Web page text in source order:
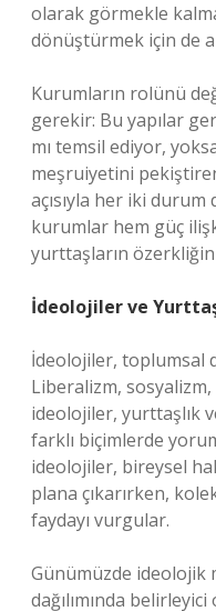
olarak görmekle
dönüştürmek için de
Kurumların rolünü
gerekir: Bu yapılar
mı temsil ediyor,
meşruiyetini
açısıyla her iki
kurumlar hem güç
yurttaşların
İdeolojiler ve
İdeolojiler, toplumsal
Liberalizm,
ideolojiler, yurttaşlık
farklı biçimlerde
ideolojiler, bireysel
plana çıkarırken,
faydayı vurgular.
Günümüzde ideolojik
dağılımında